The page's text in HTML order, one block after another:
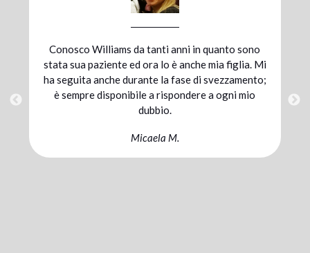
anni in quanto sono
è anche mia figlia. Mi
fase di svezzamento;
a ogni mio
Mi sono affidata al dott.
preparazione atletica per una
alla combinazione di
e un’integrazione mirata ho
traguardo. Sono pienamente
il mio coach.